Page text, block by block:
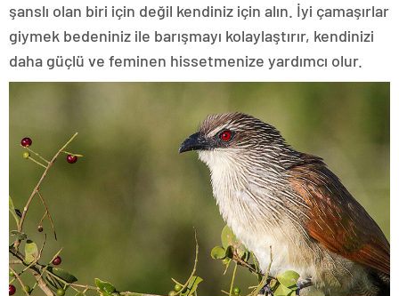
şanslı olan biri için değil kendiniz için alın. İyi çamaşırlar
giymek bedeniniz ile barışmayı kolaylaştırır, kendinizi
daha güçlü ve feminen hissetmenize yardımcı olur.